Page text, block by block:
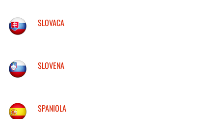
SLOVACA
SLOVENA
SPANIOLA